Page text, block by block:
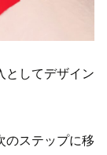
としてデザイン
のステップに移